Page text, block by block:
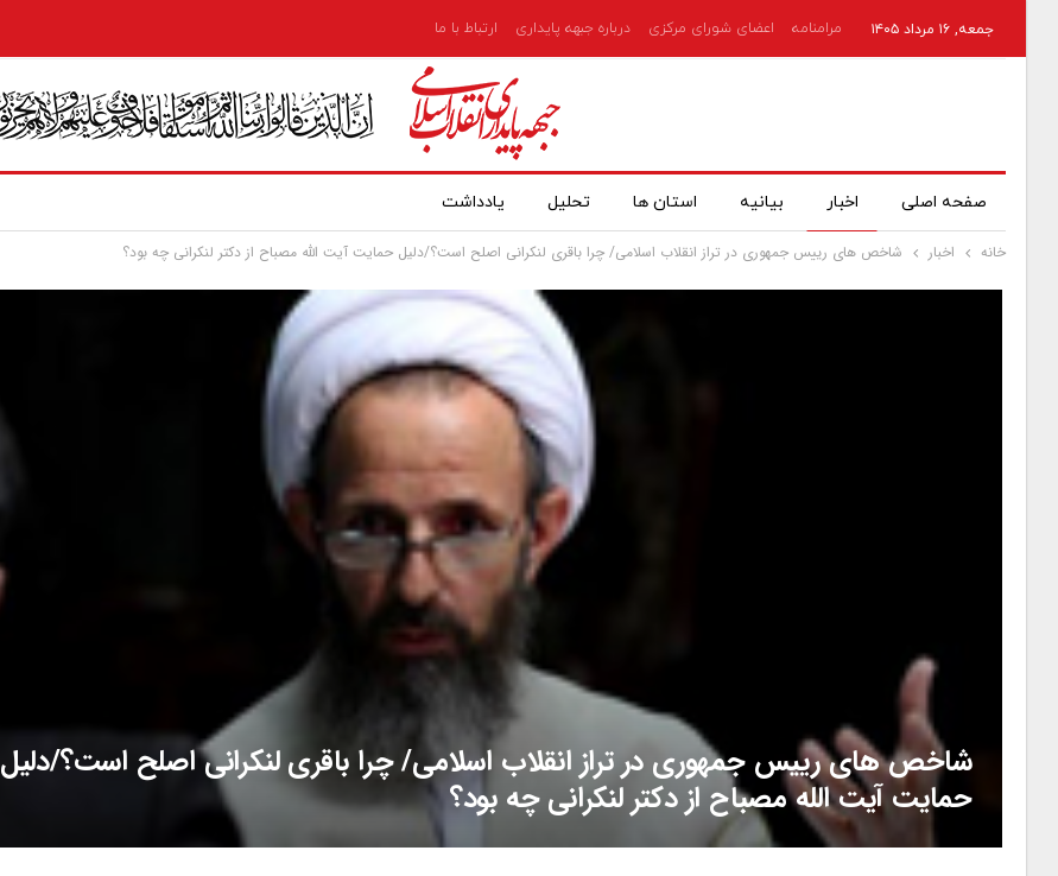
جمعه, ۱۶ مرداد ۱۴۰۵ مرامنامه اعضای شورای مرکزی درباره جبهه پایداری ارتباط با ما
صفحه اصلی اخبار بیانیه استان ها تحلیل یادداشت
خانه اخبار شاخص های رییس جمهوری در تراز انقلاب اسلامی/ چرا باقری لنکرانی اصلح است؟/دلیل حمایت آیت الله مصباح از دکتر لنکرانی چه بود؟
شاخص های رییس جمهوری در تراز انقلاب اسلامی/ چرا باقری لنکرانی اصلح است؟/دلیل
حمایت آیت الله مصباح از دکتر لنکرانی چه بود؟